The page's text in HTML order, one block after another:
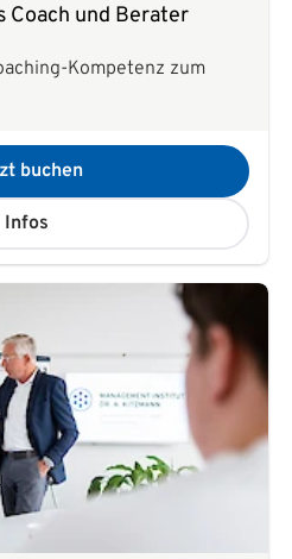
Coach und Berater
Kompetenz zum
buchen
Infos